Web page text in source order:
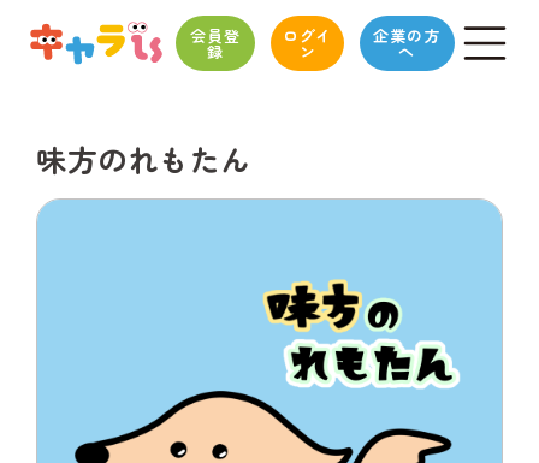
会員登
録
ログイ
ン
企業の方
へ
味方のれもたん